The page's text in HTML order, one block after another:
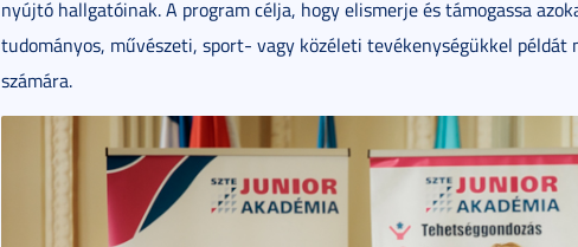
nyújtó hallgatóinak. A program célja, hogy elismerje és támogassa
tudományos, művészeti, sport- vagy közéleti tevékenységükkel példát
számára.